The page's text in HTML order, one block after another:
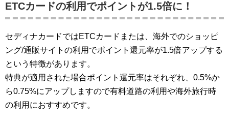
ETCカードの利用でポイントが1.5倍に！
セディナカードではETCカードまたは、海外でのショッピ
ング/通販サイトの利用でポイント還元率が1.5倍アップする
という特徴があります。
特典が適用された場合ポイント還元率はそれぞれ、0.5%か
ら0.75%にアップしますので有料道路の利用や海外旅行時
の利用におすすめです。